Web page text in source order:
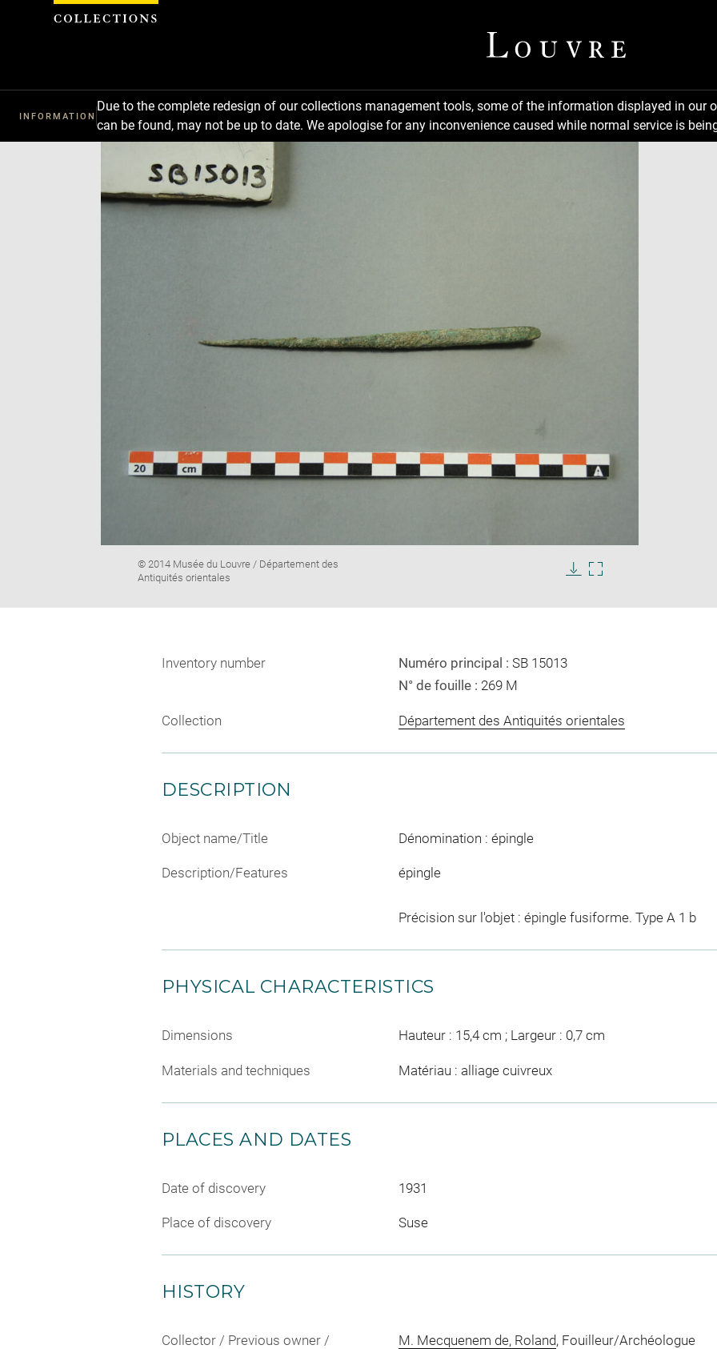
INFORMATION
Due to the complete redesign of our collections management tools, some of the information displayed in
can be found, may not be up to date. We apologise for any inconvenience caused while normal service is
Image
caption:
© 2014 Musée du Louvre / Département des
Antiquités orientales
Inventory number Numéro principal : SB 15013
N° de fouille : 269 M
Collection Département des Antiquités orientales
DESCRIPTION
Object name/Title Dénomination : épingle
Description/Features épingle
Précision sur l'objet : épingle fusiforme. Type A 1 b
PHYSICAL CHARACTERISTICS
Dimensions Hauteur : 15,4 cm ; Largeur : 0,7 cm
Materials and techniques Matériau : alliage cuivreux
PLACES AND DATES
Date of discovery 1931
Place of discovery Suse
HISTORY
Collector / Previous owner /
M. Mecquenem de, Roland, Fouilleur/Archéologue
Cookies management panel